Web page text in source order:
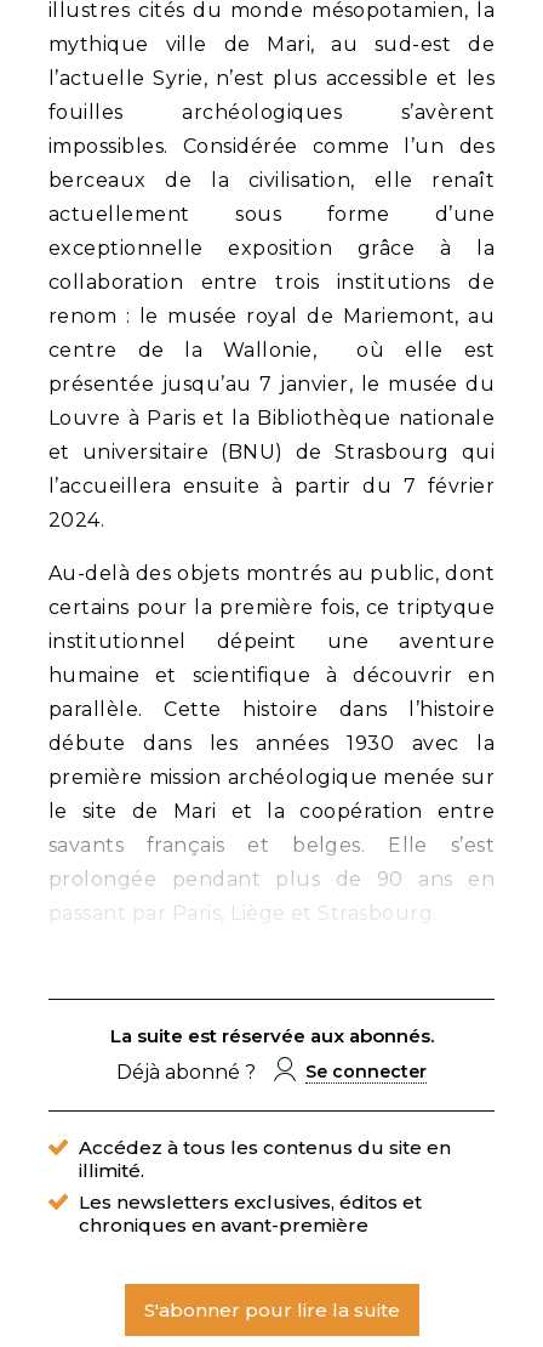
illustres cités du monde mésopotamien, la
mythique ville de Mari, au sud-est de
l’actuelle Syrie, n’est plus accessible et les
fouilles archéologiques s’avèrent
impossibles. Considérée comme l’un des
berceaux de la civilisation, elle renaît
actuellement sous forme d’une
exceptionnelle exposition grâce à la
collaboration entre trois institutions de
renom : le musée royal de Mariemont, au
centre de la Wallonie, où elle est
présentée jusqu’au 7 janvier, le musée du
Louvre à Paris et la Bibliothèque nationale
et universitaire (BNU) de Strasbourg qui
l’accueillera ensuite à partir du 7 février
2024.
Au-delà des objets montrés au public, dont
certains pour la première fois, ce triptyque
institutionnel dépeint une aventure
humaine et scientifique à découvrir en
parallèle. Cette histoire dans l’histoire
débute dans les années 1930 avec la
première mission archéologique menée sur
le site de Mari et la coopération entre
savants français et belges. Elle s’est
prolongée pendant plus de 90 ans en
passant par Paris, Liège et Strasbourg.
La suite est réservée aux abonnés.
Déjà abonné ?
Se connecter
Accédez à tous les contenus du site en
illimité.
Les newsletters exclusives, éditos et
chroniques en avant-première
S'abonner pour lire la suite